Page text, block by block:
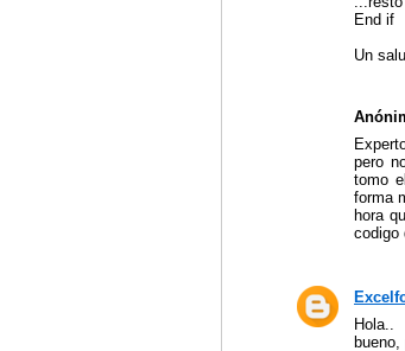
End if
Un
pero
tomo
forma
hora
codigo
Hola..
bueno,